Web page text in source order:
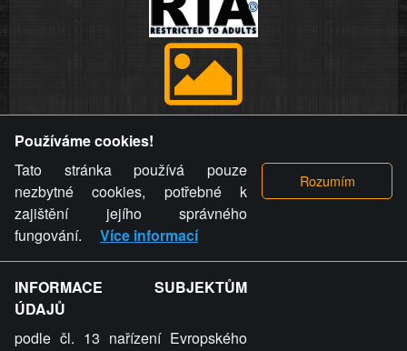
videa a komentáře. Osoba, které se toto opatření provozovatele
stránky týče, ani osoba, která umístila fotografii nebo video na
stránku, nemůže z důvodu odstranění fotografie, videa nebo
komentáře pro výše uvedenou okolnost uplatnit vůči
provozovateli stránky žádný nárok na náhradu škody nebo
nemajetkové újmy.
ZVRÁCENÝ.CZ - Svět není zvrácenej. To jen
ty lidi...
Používáme cookies!
Tato stránka používá pouze
nezbytné cookies, potřebné k
zajištění jejího správného
fungování.
Více informací
INFORMACE SUBJEKTŮM
ÚDAJŮ
podle čl. 13 nařízení Evropského